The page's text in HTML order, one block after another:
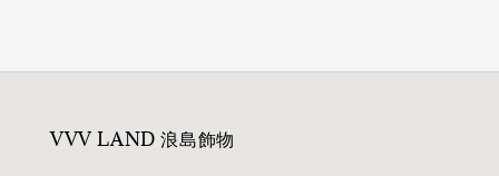
VVV LAND 浪島飾物